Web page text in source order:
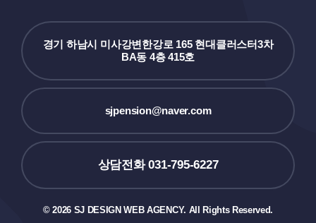
경기 하남시 미사강변한강로 165 현대클러스터3차
BA동 4층 415호
sjpension@naver.com
상담전화 031-795-6227
© 2026 SJ DESIGN WEB AGENCY. All Rights Reserved.